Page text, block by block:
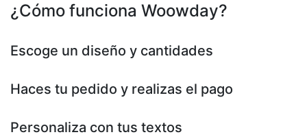
¿Cómo funciona Woowday?
Escoge un diseño y cantidades
Haces tu pedido y realizas el pago
Personaliza con tus textos